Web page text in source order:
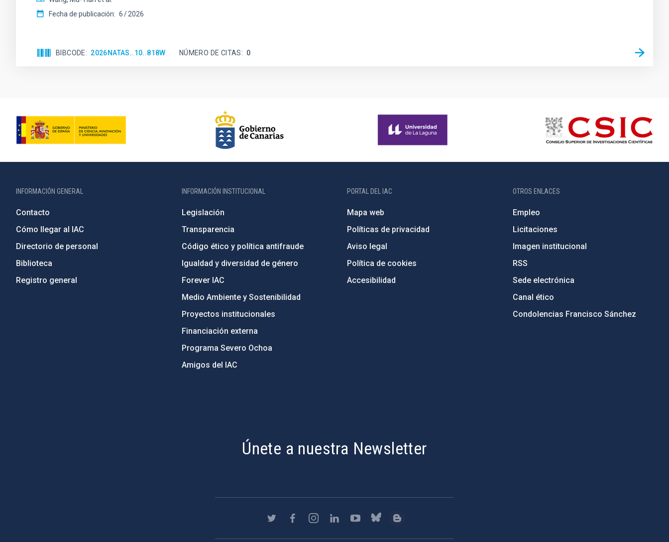
Fecha de publicación: 6 2026
BIBCODE 2026NATAS..10..818W NÚMERO DE CITAS 0
INFORMACIÓN GENERAL
Contacto
Cómo llegar al IAC
Directorio de personal
Biblioteca
Registro general
INFORMACIÓN INSTITUCIONAL
Legislación
Transparencia
Código ético y política antifraude
Igualdad y diversidad de género
Forever IAC
Medio Ambiente y Sostenibilidad
Proyectos institucionales
Financiación externa
Programa Severo Ochoa
Amigos del IAC
PORTAL DEL IAC
Mapa web
Políticas de privacidad
Aviso legal
Política de cookies
Accesibilidad
OTROS ENLACES
Empleo
Licitaciones
Imagen institucional
RSS
Sede electrónica
Canal ético
Condolencias Francisco Sánchez
Únete a nuestra Newsletter